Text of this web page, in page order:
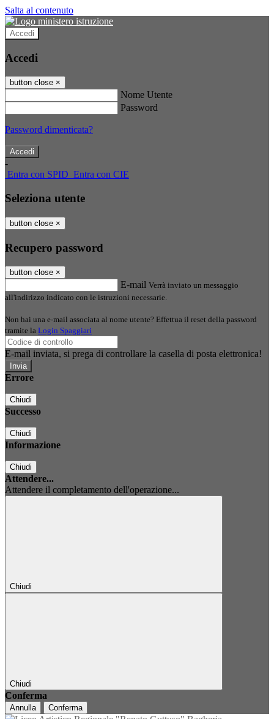
Salta al contenuto
Accedi
Accedi
button close ×
Nome Utente
Password
Password dimenticata?
-
Entra con SPID Entra con CIE
Seleziona utente
button close ×
Recupero password
button close ×
E-mail Verrà inviato un messaggio
all'indirizzo indicato con le istruzioni necessarie.
Non hai una e-mail associata al nome utente? Effettua il reset della password
tramite la Login Spaggiari
E-mail inviata, si prega di controllare la casella di posta elettronica!
Errore
Chiudi
Successo
Chiudi
Informazione
Chiudi
Attendere...
Attendere il completamento dell'operazione...
Chiudi
Chiudi
Conferma
Annulla Conferma